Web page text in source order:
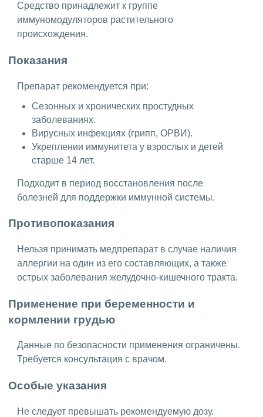
Средство принадлежит к группе
иммуномодуляторов растительного
происхождения.
Показания
Препарат рекомендуется при:
Сезонных и хронических простудных
заболеваниях.
Вирусных инфекциях (грипп, ОРВИ).
Укреплении иммунитета у взрослых и детей
старше 14 лет.
Подходит в период восстановления после
болезней для поддержки иммунной системы.
Противопоказания
Нельзя принимать медпрепарат в случае наличия
аллергии на один из его составляющих, а также
острых заболевания желудочно-кишечного тракта.
Применение при беременности и
кормлении грудью
Данные по безопасности применения ограничены.
Требуется консультация с врачом.
Особые указания
Не следует превышать рекомендуемую дозу.